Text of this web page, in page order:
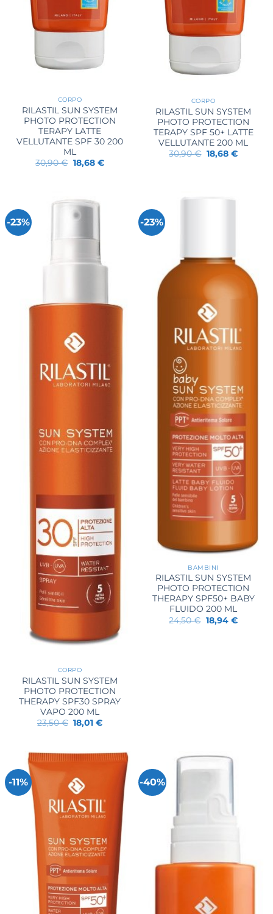
CORPO
RILASTIL SUN SYSTEM
PHOTO PROTECTION
TERAPY LATTE
VELLUTANTE SPF 30 200
ML
30,90€ Il
prezzo
18,68 €Il
CORPO
RILASTIL SUN SYSTEM
PHOTO PROTECTION
TERAPY SPF 50+ LATTE
VELLUTANTE 200 ML
30,90€ Il
prezzo
18,68 €Il
-23%
CORPO
RILASTIL SUN SYSTEM
PHOTO PROTECTION
THERAPY SPF30 SPRAY
VAPO 200 ML
23,50€ Il
prezzo
23,50 €.
18,01€Il
18,01 €.
-23%
BAMBINI
RILASTIL SUN SYSTEM
PHOTO PROTECTION
THERAPY SPF50+ BABY
FLUIDO 200 ML
24,50€ Il
prezzo
18,94 €Il
-11% -40%